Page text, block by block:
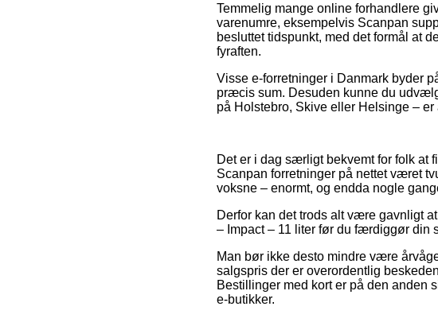
Temmelig mange online forhandlere
varenumre, eksempelvis Scanpan
besluttet tidspunkt, med det formål at
fyraften.
Visse e-forretninger i Danmark byder
præcis sum. Desuden kunne du
på Holstebro, Skive eller Helsinge –
Det er i dag særligt bekvemt for folk at
Scanpan forretninger på nettet været
voksne – enormt, og endda nogle
Derfor kan det trods alt være gavnligt
– Impact – 11 liter før du færdiggør din
Man bør ikke desto mindre være
salgspris der er overordentlig
Bestillinger med kort er på den
e-butikker.